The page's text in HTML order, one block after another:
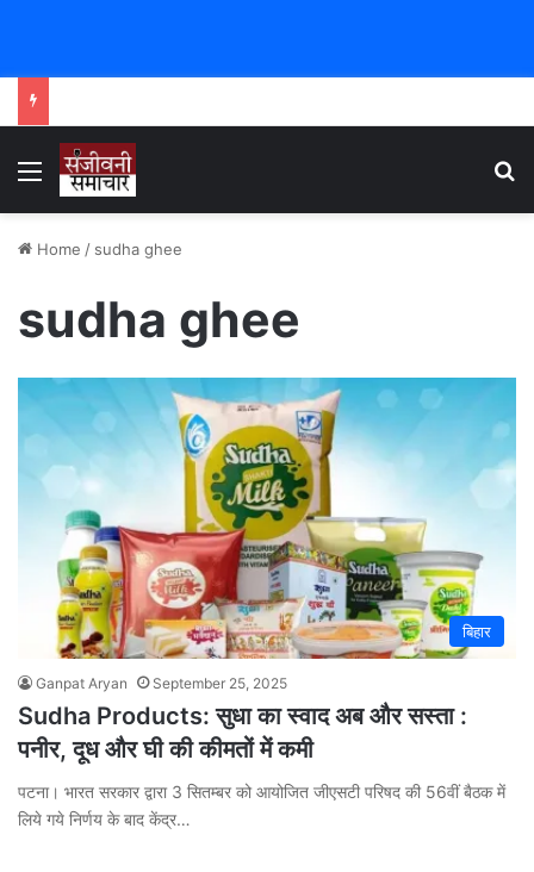
Menu
Home / sudha ghee
sudha ghee
बिहार
Ganpat Aryan September 25, 2025
Sudha Products: सुधा का स्वाद अब और सस्ता :
पनीर, दूध और घी की कीमतों में कमी
पटना। भारत सरकार द्वारा 3 सितम्बर को आयोजित जीएसटी परिषद की 56वीं बैठक में
लिये गये निर्णय के बाद केंद्र…